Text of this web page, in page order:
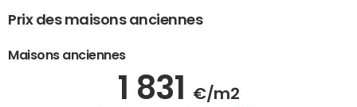
Prix des maisons anciennes
Maisons anciennes
1 831 €/m2